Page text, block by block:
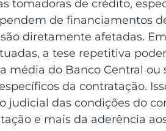
tomadoras de crédito,
de financiamentos
diretamente afetadas.
a tese repetitiva
média do Banco Central ou
da contratação.
judicial das condições do
e mais da aderência